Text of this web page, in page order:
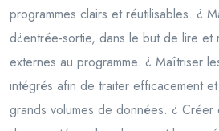
programmes clairs et réutilisables. ¿
d¿entrée-sortie, dans le but de lire et
externes au programme. ¿ Maîtriser
intégrés afin de traiter efficacement
grands volumes de données. ¿ Créer